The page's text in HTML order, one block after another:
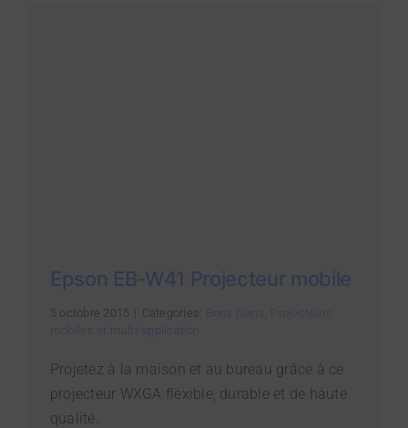
Epson EB-W41 Projecteur mobile
5 octobre 2015 Categories: Bons plans
Projecteurs
mobiles et multi-application
Projetez à la maison et au bureau grâce à ce
projecteur WXGA flexible, durable et de haute
qualité.